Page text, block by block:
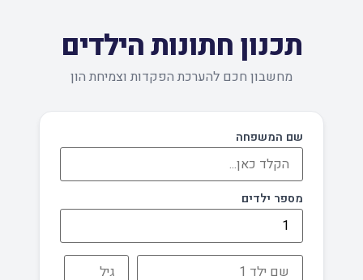
תכנון חתונות הילדים
מחשבון חכם להערכת הפקדות וצמיחת הון
שם המשפחה
מספר ילדים